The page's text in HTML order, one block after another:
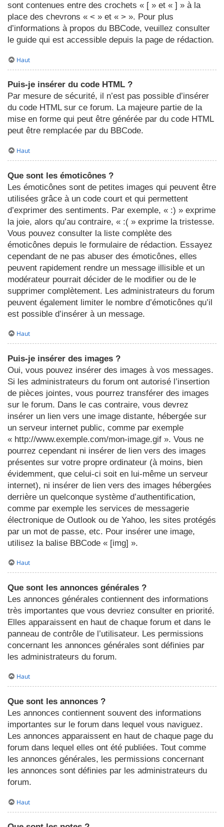
sont contenues entre des crochets « [ » et « ] » à la
place des chevrons « < » et « > ». Pour plus
d’informations à propos du BBCode, veuillez consulter
le guide qui est accessible depuis la page de rédaction.
Haut
Puis-je insérer du code HTML ?
Par mesure de sécurité, il n’est pas possible d’insérer
du code HTML sur ce forum. La majeure partie de la
mise en forme qui peut être générée par du code HTML
peut être remplacée par du BBCode.
Haut
Que sont les émoticônes ?
Les émoticônes sont de petites images qui peuvent être
utilisées grâce à un code court et qui permettent
d’exprimer des sentiments. Par exemple, « :) » exprime
la joie, alors qu’au contraire, « :( » exprime la tristesse.
Vous pouvez consulter la liste complète des
émoticônes depuis le formulaire de rédaction. Essayez
cependant de ne pas abuser des émoticônes, elles
peuvent rapidement rendre un message illisible et un
modérateur pourrait décider de le modifier ou de le
supprimer complètement. Les administrateurs du forum
peuvent également limiter le nombre d’émoticônes qu’il
est possible d’insérer à un message.
Haut
Puis-je insérer des images ?
Oui, vous pouvez insérer des images à vos messages.
Si les administrateurs du forum ont autorisé l’insertion
de pièces jointes, vous pourrez transférer des images
sur le forum. Dans le cas contraire, vous devrez
insérer un lien vers une image distante, hébergée sur
un serveur internet public, comme par exemple
« http://www.exemple.com/mon-image.gif ». Vous ne
pourrez cependant ni insérer de lien vers des images
présentes sur votre propre ordinateur (à moins, bien
évidemment, que celui-ci soit en lui-même un serveur
internet), ni insérer de lien vers des images hébergées
derrière un quelconque système d’authentification,
comme par exemple les services de messagerie
électronique de Outlook ou de Yahoo, les sites protégés
par un mot de passe, etc. Pour insérer une image,
utilisez la balise BBCode « [img] ».
Haut
Que sont les annonces générales ?
Les annonces générales contiennent des informations
très importantes que vous devriez consulter en priorité.
Elles apparaissent en haut de chaque forum et dans le
panneau de contrôle de l’utilisateur. Les permissions
concernant les annonces générales sont définies par
les administrateurs du forum.
Haut
Que sont les annonces ?
Les annonces contiennent souvent des informations
importantes sur le forum dans lequel vous naviguez.
Les annonces apparaissent en haut de chaque page du
forum dans lequel elles ont été publiées. Tout comme
les annonces générales, les permissions concernant
les annonces sont définies par les administrateurs du
forum.
Haut